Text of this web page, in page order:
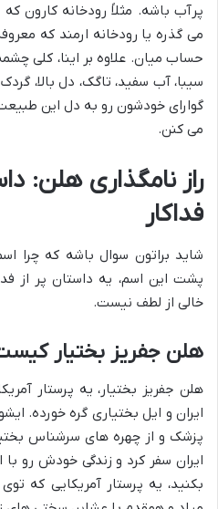
می گذره یا رودخانه ارمند که
حساب میان. علاوه بر اینا، کلی
سیبا، آب سفید، تاگک، دل بالا،
گوارای خودشون رو به دل این
می کنن.
راز نامگذاری هلن:
فداکار
شاید براتون سوال باشه که چرا
پشت این اسم، یه داستان پر از
خالی از لطف نیست.
هلن جفریز بختیار
هلن جفریز بختیار، یه پرستار
ایران و ایل بختیاری گره خورده.
ایران سفر کرد و زندگی خودش رو
بکنید، یه پرستار آمریکایی که